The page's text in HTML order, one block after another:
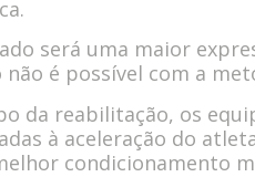
será uma maior
não é possível com a
da reabilitação, os
à aceleração do
condicionamento